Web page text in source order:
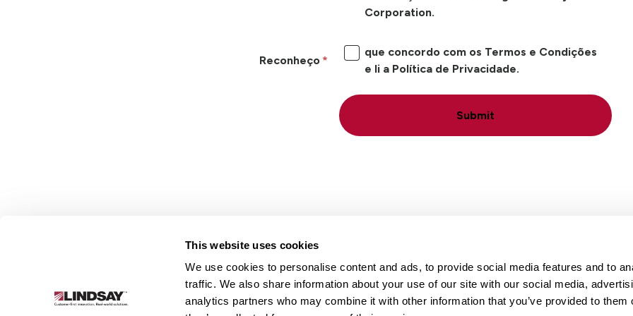
This website uses cookies
We use cookies to personalise content and ads, to provide social media features and to
traffic. We also share information about your use of our site with our social media,
analytics partners who may combine it with other information that you’ve provided to them
Corporation.
Reconheço
que concordo com os Termos e Condições
e li a Política de Privacidade.
Submit
Link
Locais Carreiras